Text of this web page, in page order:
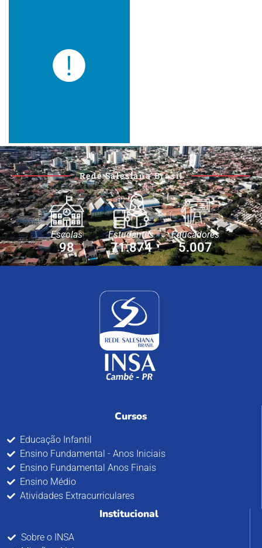
Rede Salesiana Brasil
Escolas
98
Estudantes
71.874
Educadores
5.007
Cursos
Educação Infantil
Ensino Fundamental - Anos Iniciais
Ensino Fundamental Anos Finais
Ensino Médio
Atividades Extracurriculares
Institucional
Sobre o INSA